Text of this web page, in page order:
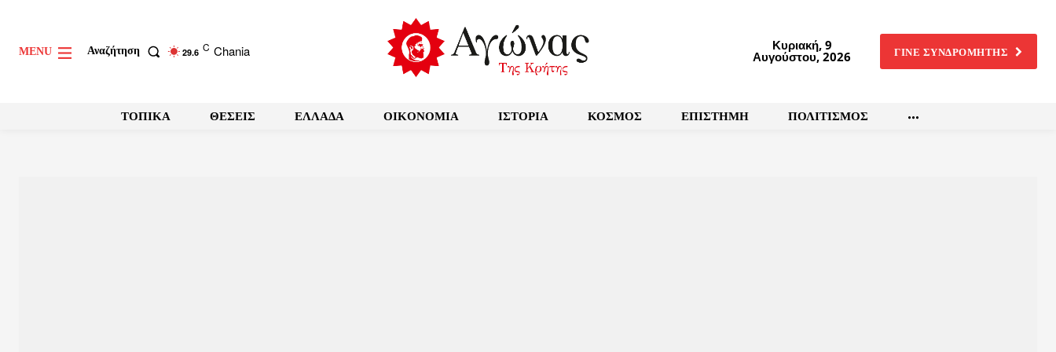
MENU Αναζήτηση 29.6 C Chania Κυριακή, 9
Αυγούστου, 2026 ΓΙΝΕ ΣΥΝΔΡΟΜΗΤΗΣ
ΤΟΠΙΚΑ ΘΕΣΕΙΣ ΕΛΛΑΔΑ OIKONOMIA ΙΣΤΟΡΙΑ ΚΟΣΜΟΣ ΕΠΙΣΤΗΜΗ ΠΟΛΙΤΙΣΜΟΣ